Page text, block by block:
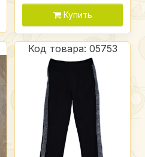
Купить
Код товара: 05753